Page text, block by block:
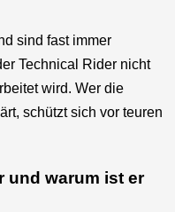
sind fast immer
Technical Rider nicht
wird. Wer die
schützt sich vor teuren
und warum ist er